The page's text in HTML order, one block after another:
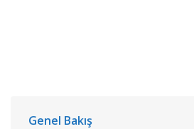
Genel Bakış